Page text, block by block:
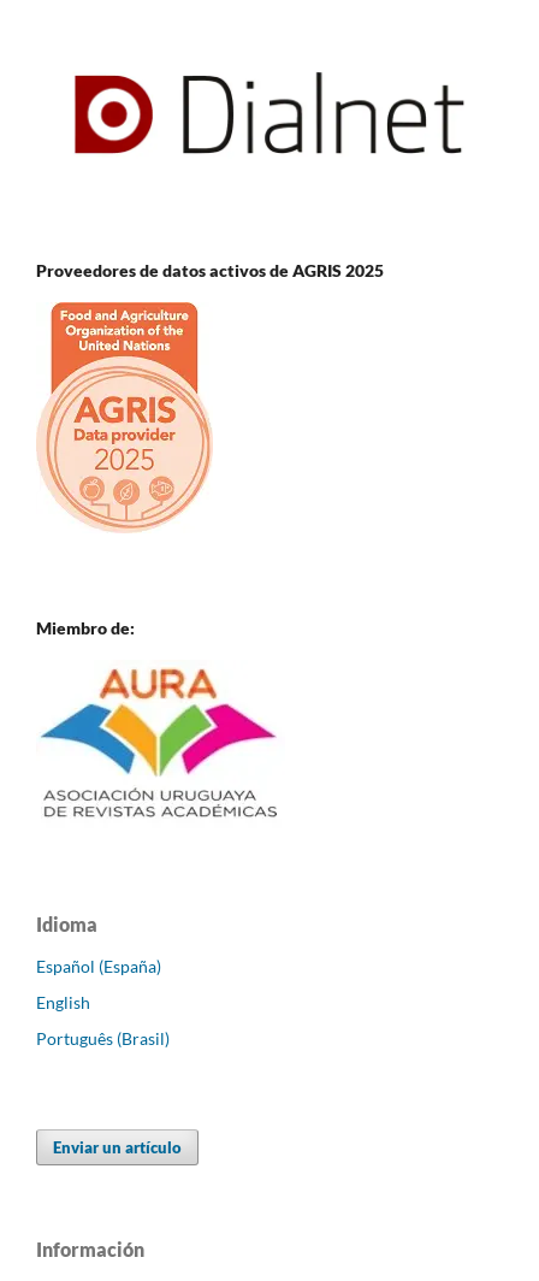
Proveedores de datos activos de AGRIS 2025
Miembro de:
Idioma
Español (España)
English
Português (Brasil)
Enviar un artículo
Información